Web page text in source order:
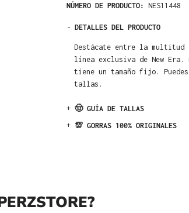
NÚMERO DE PRODUCTO: NES11448
- DETALLES DEL PRODUCTO
Destácate entre la
línea exclusiva de New Era.
tiene un tamaño fijo.
tallas.
+ 🤠 GUÍA DE TALLAS
+ 💯 GORRAS 100% ORIGINALES